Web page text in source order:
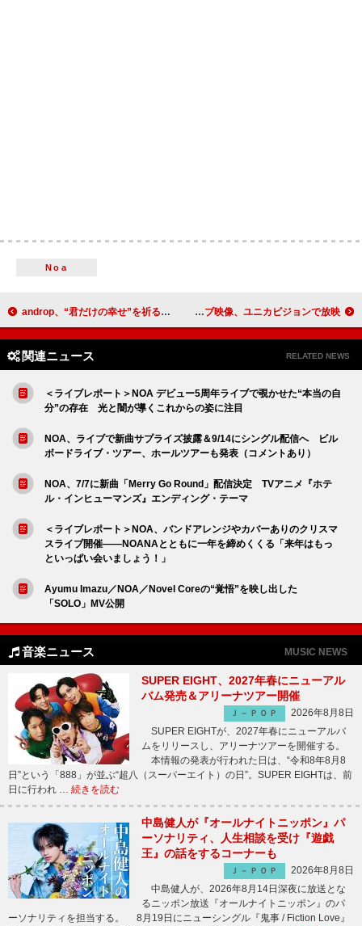
Noa
androp、“君だけの幸せ”を祈るXmasソング「Santa」配信＆CDデビュー16周年インスタライブ実施 UVERworldのライブ映像、ユニカビジョンで放映
関連ニュース RELATED NEWS
＜ライブレポート＞NOA デビュー5周年ライブで覗かせた“本当の自
分”の存在 光と闇が導くこれからの姿に注目
NOA、ライブで新曲サプライズ披露＆9/14にシングル配信へ ビル
ボードライブ・ツアー、ホールツアーも発表（コメントあり）
NOA、7/7に新曲「Merry Go Round」配信決定 TVアニメ『ホテ
ル・インヒューマンズ』エンディング・テーマ
＜ライブレポート＞NOA、バンドアレンジやカバーありのクリスマ
スライブ開催――NOANAとともに一年を締めくくる「来年はもっ
といっぱい会いましょう！」
Ayumu Imazu／NOA／Novel Coreの“覚悟”を映し出した
「SOLO」MV公開
音楽ニュース MUSIC NEWS
SUPER EIGHT、2027年春にニューアル
バム発売＆アリーナツアー開催
Ｊ－ＰＯＰ
2026年8月8日
SUPER EIGHTが、2027年春にニューアルバ
ムをリリースし、アリーナツアーを開催する。
本情報の発表が行われた日は、“令和8年8月8
日”という「888」が並ぶ“超八（スーパーエイト）の日”。SUPER EIGHTは、前
日に行われ … 続きを読む
中島健人が『オールナイトニッポン』パ
ーソナリティ、人生相談を受け『遊戯
王』の話をするコーナーも
Ｊ－ＰＯＰ
2026年8月8日
中島健人が、2026年8月14日深夜に放送とな
るニッポン放送『オールナイトニッポン』のパ
ーソナリティを担当する。 8月19日にニューシングル『鬼事 / Fiction Love』